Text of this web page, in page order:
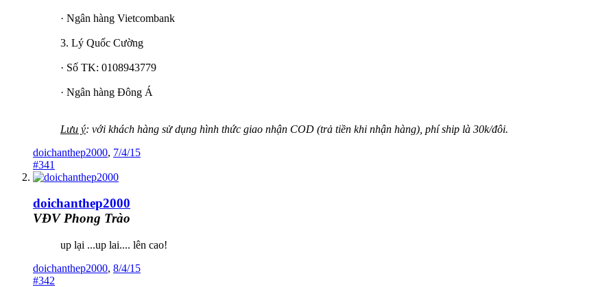
· Ngân hàng Vietcombank
3. Lý Quốc Cường
· Số TK: 0108943779
· Ngân hàng Đông Á
Lưu ý: với khách hàng sử dụng hình thức giao nhận COD (trả tiền khi nhận hàng), phí ship là 30k/đôi.
doichanthep2000, 7/4/15
#341
doichanthep2000
VĐV Phong Trào
up lại ...up lai.... lên cao!
doichanthep2000, 8/4/15
#342